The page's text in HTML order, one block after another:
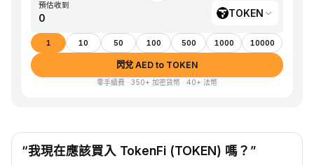
預估收到
TOKEN
1 10 50 100 500 1000 10000
閃兌 AED to TOKEN
零手續費 · 350+ 加密貨幣 · 40+ 法幣
“我現在應該買入 TokenFi (TOKEN) 嗎？”